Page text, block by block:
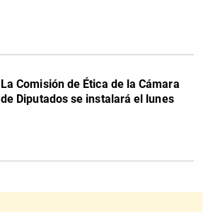
La Comisión de Ética de la Cámara
de Diputados se instalará el lunes